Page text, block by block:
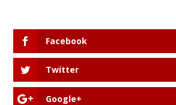
Facebook
Twitter
Google+